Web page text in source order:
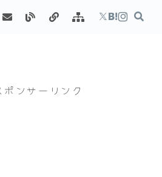
ポンサーリンク